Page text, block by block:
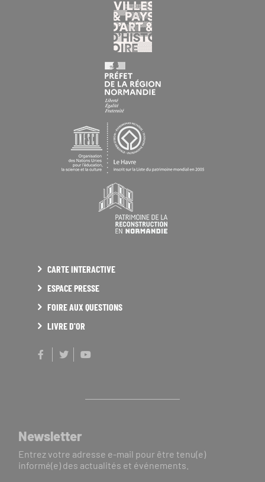
CARTE INTERACTIVE
ESPACE PRESSE
FOIRE AUX QUESTIONS
LIVRE D'OR
FacebookTwitter
Newsletter
Entrez votre adresse e-mail pour être tenu(e)
informé(e) des actualités et événements.